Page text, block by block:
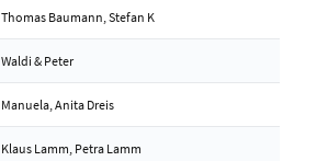
Thomas Baumann, Stefan K
Waldi & Peter
Manuela, Anita Dreis
Klaus Lamm, Petra Lamm